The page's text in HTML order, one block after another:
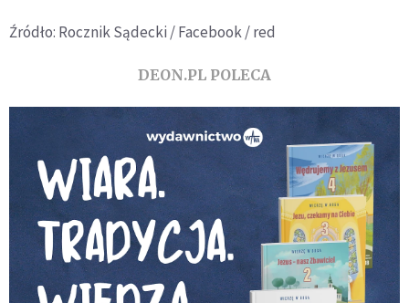
Źródło: Rocznik Sądecki / Facebook / red
DEON.PL POLECA